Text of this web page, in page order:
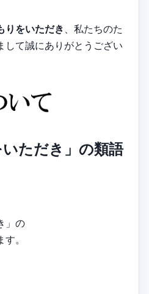
りをいただき、私たちのた
して誠にありがとうござい
いただき」の類語
」の
。